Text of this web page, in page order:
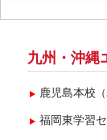
九州・沖縄
鹿児島本校
福岡東学習